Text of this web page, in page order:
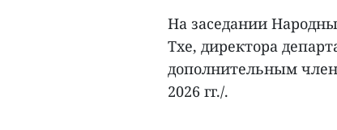
На заседании
Тхе, директора
дополнительным
2026 гг./.